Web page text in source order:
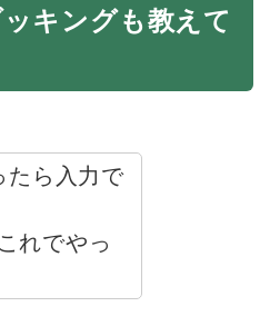
キングも教えて
たら入力で
れでやっ